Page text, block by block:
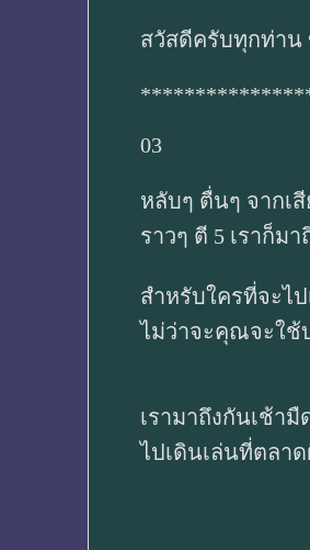
สวัสดีครับทุกท่าน
03
หลับๆ ตื่นๆ จากเ
ราวๆ ตี 5 เราก็ม
สำหรับใครที่จะไ
ไม่ว่าจะคุณจะใช้
เรามาถึงกันเช้า
ไปเดินเล่นที่ตลา